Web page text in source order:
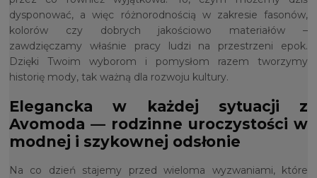
dysponować, a więc różnorodnością w zakresie fasonów,
kolorów czy dobrych jakościowo materiałów –
zawdzięczamy właśnie pracy ludzi na przestrzeni epok.
Dzięki Twoim wyborom i pomysłom razem tworzymy
historię mody, tak ważną dla rozwoju kultury.
Elegancka w każdej sytuacji z
Avomoda — rodzinne uroczystości w
modnej i szykownej odsłonie
Na co dzień stajemy przed wieloma wyzwaniami, które